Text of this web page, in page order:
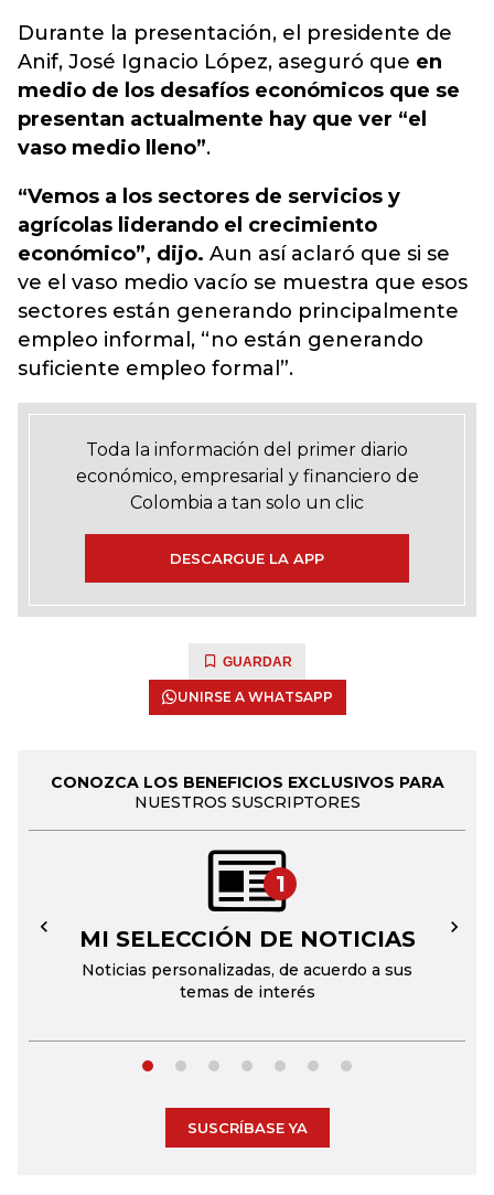
Durante la presentación, el presidente de
Anif, José Ignacio López, aseguró que en
medio de los desafíos económicos que se
presentan actualmente hay que ver “el
vaso medio lleno”.
“Vemos a los sectores de servicios y
agrícolas liderando el crecimiento
económico”, dijo. Aun así aclaró que si se
ve el vaso medio vacío se muestra que esos
sectores están generando principalmente
empleo informal, “no están generando
suficiente empleo formal”.
Toda la información del primer diario
económico, empresarial y financiero de
Colombia a tan solo un clic
DESCARGUE LA APP
GUARDAR
UNIRSE A WHATSAPP
CONOZCA LOS BENEFICIOS EXCLUSIVOS PARA
NUESTROS SUSCRIPTORES
1
MI SELECCIÓN DE NOTICIAS
Noticias personalizadas, de acuerdo a sus
temas de interés
← →
SUSCRÍBASE YA